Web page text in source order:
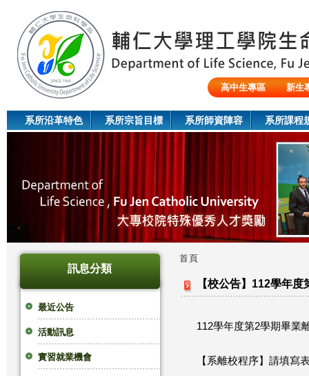
高中生專區
新生
系所沿革特色 系所宗旨目標 系所師資陣容 系所課程
訊息分類
最近公告
活動訊息
實習就業機會
您
首頁
【校公告】112學年
112學年度第2學期畢業
【系離校程序】請填寫